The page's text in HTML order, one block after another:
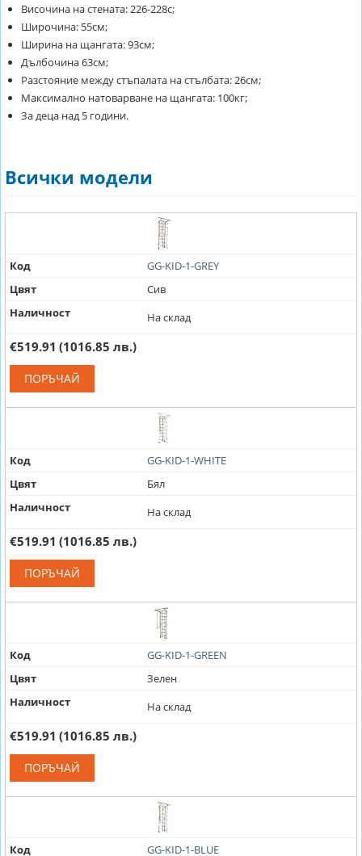
Височина на стената: 226-228с;
Широчина: 55см;
Ширина на щангата: 93см;
Дълбочина 63см;
Разстояние между стъпалата на стълбата: 26см;
Максимално натоварване на щангата: 100кг;
За деца над 5 години.
Всички модели
Код
GG-KID-1-GREY
Цвят
Сив
Наличност
На склад
€519.91 (1016.85 лв.)
ПОРЪЧАЙ
Код
GG-KID-1-WHITE
Цвят
Бял
Наличност
На склад
€519.91 (1016.85 лв.)
ПОРЪЧАЙ
Код
GG-KID-1-GREEN
Цвят
Зелен
Наличност
На склад
€519.91 (1016.85 лв.)
ПОРЪЧАЙ
Код
GG-KID-1-BLUE